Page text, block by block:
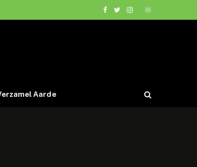
Facebook
TwitterInstagram
Aarde